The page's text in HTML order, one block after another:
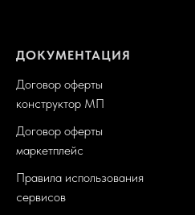
ДОКУМЕНТАЦИЯ
Договор оферты
конструктор МП
Договор оферты
маркетплейс
Правила использования
сервисов